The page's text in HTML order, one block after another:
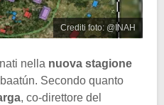
Crediti foto: @INAH
nella nuova stagione
Secondo quanto
, co-direttore del